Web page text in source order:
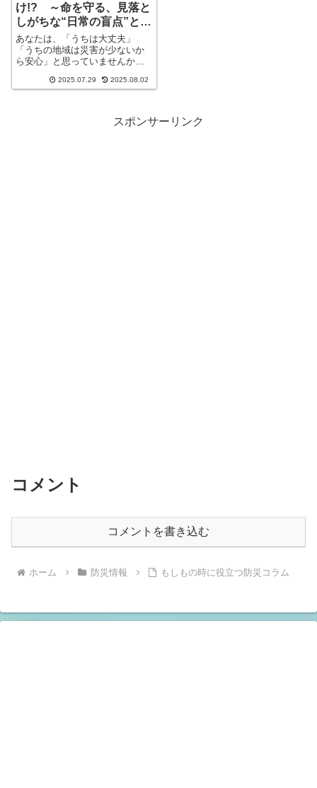
け!? ～命を守る、見落と
しがちな“日常の盲点”とは
～
あなたは、「うちは大丈夫」
「うちの地域は災害が少ないか
ら安心」と思っていませんか？
ポイントを丁寧に解説していき
2025.07.29 2025.08.02
スポンサーリンク
コメント
コメントを書き込む
ホーム 防災情報 もしもの時に役立つ防災コラム